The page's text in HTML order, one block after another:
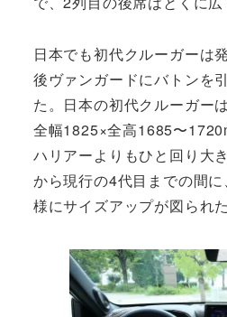
日本でも初代クルーガーは
後ヴァンガードにバトンを
た。日本の初代クルーガー
全幅1825×全高1685〜
ハリアーよりもひと回り大
から現行の4代目までの間
様にサイズアップが図られ